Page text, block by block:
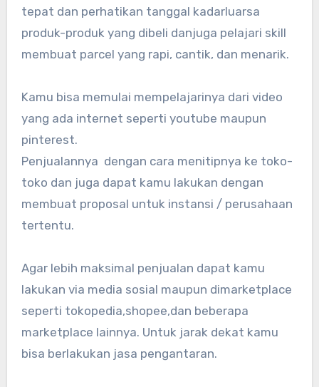
tepat dan perhatikan tanggal kadarluarsa
produk-produk yang dibeli danjuga pelajari skill
membuat parcel yang rapi, cantik, dan menarik.
Kamu bisa memulai mempelajarinya dari video
yang ada internet seperti youtube maupun
pinterest.
Penjualannya dengan cara menitipnya ke toko-
toko dan juga dapat kamu lakukan dengan
membuat proposal untuk instansi / perusahaan
tertentu.
Agar lebih maksimal penjualan dapat kamu
lakukan via media sosial maupun dimarketplace
seperti tokopedia,shopee,dan beberapa
marketplace lainnya. Untuk jarak dekat kamu
bisa berlakukan jasa pengantaran.